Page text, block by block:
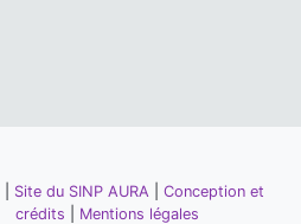
Site du SINP AURA
Conception et
crédits
Mentions légales